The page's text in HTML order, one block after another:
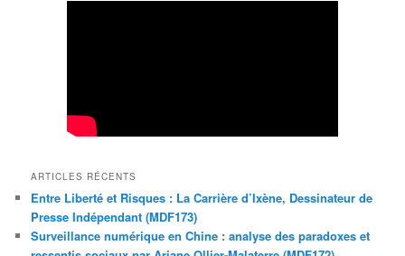
ARTICLES RÉCENTS
Entre Liberté et Risques : La Carrière d’Ixène, Dessinateur de
Presse Indépendant (MDF173)
Surveillance numérique en Chine : analyse des paradoxes et